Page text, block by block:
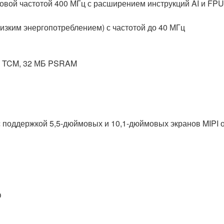
частотой 400 МГц с расширением инструкций AI и FPU
энергопотреблением) с частотой до 40 МГц
32 МБ PSRAM
5,5-дюймовых и 10,1-дюймовых экранов MIPI